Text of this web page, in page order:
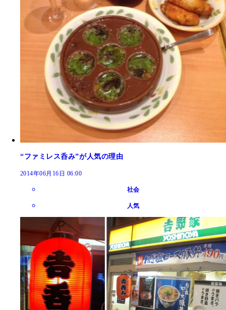
“ファミレス呑み”が人気の理由
2014年06月16日 06:00
社会
人気